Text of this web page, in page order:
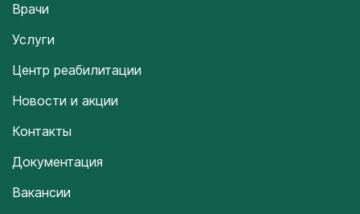
Врачи
Услуги
Центр реабилитации
Новости и акции
Контакты
Документация
Вакансии